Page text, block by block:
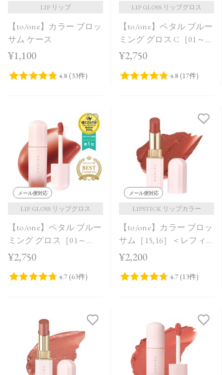
LIP リップ
【to/one】カラー ブロッ
サム ケース
¥1,100
LIP GLOSS リップグロス
【to/one】ペタル ブルー
ミング グロス C［01～
03］＜2026 Summer
¥2,750
メール便対応
LIP GLOSS リップグロス
【to/one】ペタル ブルー
ミング グロス［01～
04］
¥2,750
メール便対応
LIPSTICK リップカラー
【to/one】カラー ブロッ
サム［15,16］＜レフィ
ル＞
¥2,200